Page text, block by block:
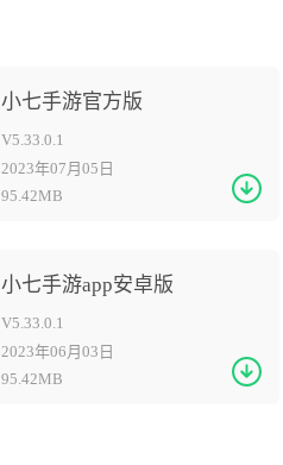
小七手游官方版
95.42MB
V5.33.0.1
2023年07月05日
小七手游app安卓版
95.42MB
V5.33.0.1
2023年06月03日